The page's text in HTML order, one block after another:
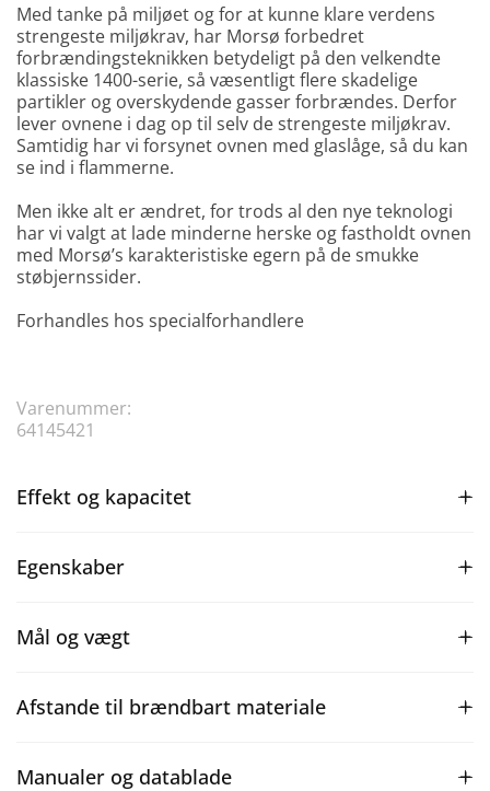
Med tanke på miljøet og for at kunne klare verdens
strengeste miljøkrav, har Morsø forbedret
forbrændingsteknikken betydeligt på den velkendte
klassiske 1400-serie, så væsentligt flere skadelige
partikler og overskydende gasser forbrændes. Derfor
lever ovnene i dag op til selv de strengeste miljøkrav.
Samtidig har vi forsynet ovnen med glaslåge, så du kan
se ind i flammerne.
Men ikke alt er ændret, for trods al den nye teknologi
har vi valgt at lade minderne herske og fastholdt ovnen
med Morsø’s karakteristiske egern på de smukke
støbjernssider.
Forhandles hos specialforhandlere
Varenummer:
64145421
Effekt og kapacitet
Egenskaber
Mål og vægt
Afstande til brændbart materiale
Manualer og datablade